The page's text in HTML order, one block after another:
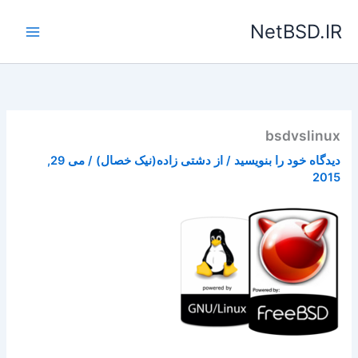
NetBSD.IR
bsdvslinux
دیدگاه‌ خود را بنویسید / از دشتی زاده(نیک خصال)/
می 29,
2015